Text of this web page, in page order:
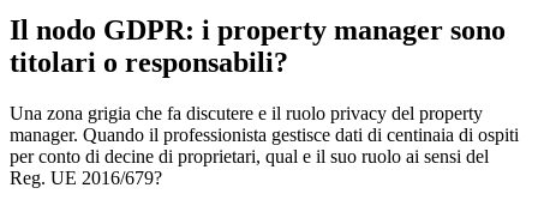
Il nodo GDPR: i property manager sono
titolari o responsabili?
Una zona grigia che fa discutere e il ruolo privacy del property
manager. Quando il professionista gestisce dati di centinaia di ospiti
per conto di decine di proprietari, qual e il suo ruolo ai sensi del
Reg. UE 2016/679?